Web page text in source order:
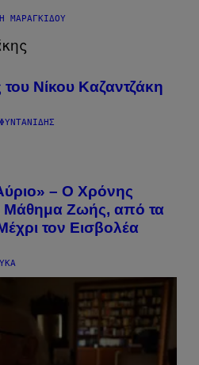
ΜΑΡΑΓΚΊΔΟΥ
του Νίκου Καζαντζάκη
– Ο Χρόνης
Μάθημα Ζωής,​ από τα
τον Εισβολέα